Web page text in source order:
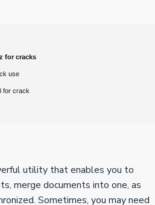
for cracks
use
for crack
utility that enables you to
merge documents into one, as
Sometimes, you may need